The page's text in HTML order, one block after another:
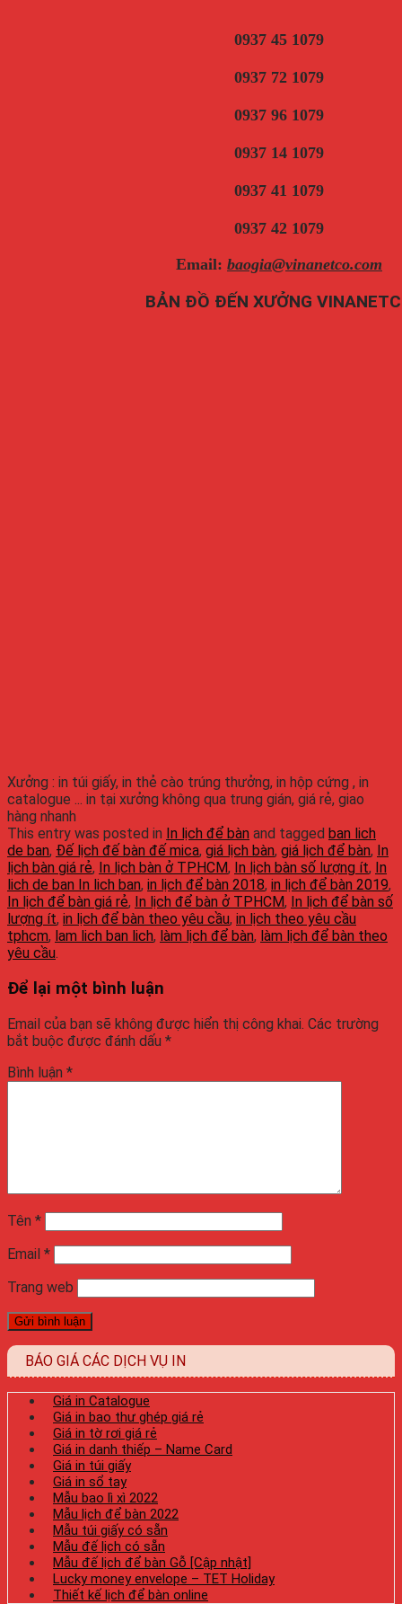
0937 45 1079
0937 72 1079
0937 96 1079
0937 14 1079
0937 41 1079
0937 42 1079
Email: baogia@vinanetco.com
BẢN ĐỒ ĐẾN XƯỞNG
Xưởng : in túi giấy, in thẻ cào trúng thưởng, in hộp cứng , in
catalogue ... in tại xưởng không qua trung gián, giá rẻ, giao
hàng nhanh
This entry was posted in In lịch để bàn and tagged ban lich
de ban, Đế lịch đế bàn đế mica, giá lịch bàn, giá lịch để bàn, In
lịch bàn giá rẻ, In lịch bàn ở TPHCM, In lịch bàn số lượng ít, In
lich de ban In lich ban, in lịch để bàn 2018, in lịch để bàn 2019,
In lịch để bàn giá rẻ, In lịch để bàn ở TPHCM, In lịch để bàn số
lượng ít, in lịch để bàn theo yêu cầu, in lịch theo yêu cầu
tphcm, lam lich ban lich, làm lịch để bàn, làm lịch để bàn theo
yêu cầu.
Để lại một bình luận
Email của bạn sẽ không được hiển thị công khai. Các trường
bắt buộc được đánh dấu *
Bình luận *
Tên *
Email *
Trang web
BÁO GIÁ CÁC DỊCH VỤ IN
Giá in Catalogue
Giá in bao thư ghép giá rẻ
Giá in tờ rơi giá rẻ
Giá in danh thiếp – Name Card
Giá in túi giấy
Giá in sổ tay
Mẫu bao lì xì 2022
Mẫu lịch để bàn 2022
Mẫu túi giấy có sẵn
Mẫu đế lịch có sẵn
Mẫu đế lịch để bàn Gỗ [Cập nhật]
Lucky money envelope – TET Holiday
Thiết kế lịch để bàn online